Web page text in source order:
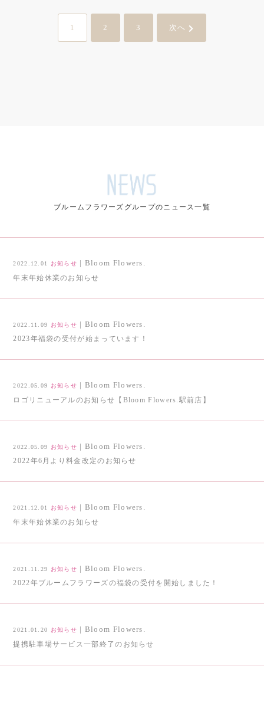
1 2 3 次へ
ブルームフラワーズグループのニュース一覧
2022.12.01 お知らせ | Bloom Flowers.
年末年始休業のお知らせ
2022.11.09 お知らせ | Bloom Flowers.
2023年福袋の受付が始まっています！
2022.05.09 お知らせ | Bloom Flowers.
ロゴリニューアルのお知らせ【Bloom Flowers.駅前店】
2022.05.09 お知らせ | Bloom Flowers.
2022年6月より料金改定のお知らせ
2021.12.01 お知らせ | Bloom Flowers.
年末年始休業のお知らせ
2021.11.29 お知らせ | Bloom Flowers.
2022年ブルームフラワーズの福袋の受付を開始しました！
2021.01.20 お知らせ | Bloom Flowers.
提携駐車場サービス一部終了のお知らせ